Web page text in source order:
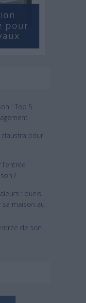
: Top 5
pour
?
: quels
maison au
de son